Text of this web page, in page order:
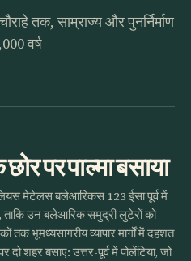
तक, साम्राज्य और पुनर्निर्माण
वर्ष
पर पाल्मा बसाया
मेटेलस बलेआरिकस 123 ईसा पूर्व में
उन बलेआरिक समुद्री लुटेरों को
भूमध्यसागरीय व्यापार मार्गों में दहशत
दो शहर बसाए: उत्तर-पूर्व में पोलेंटिया, जो